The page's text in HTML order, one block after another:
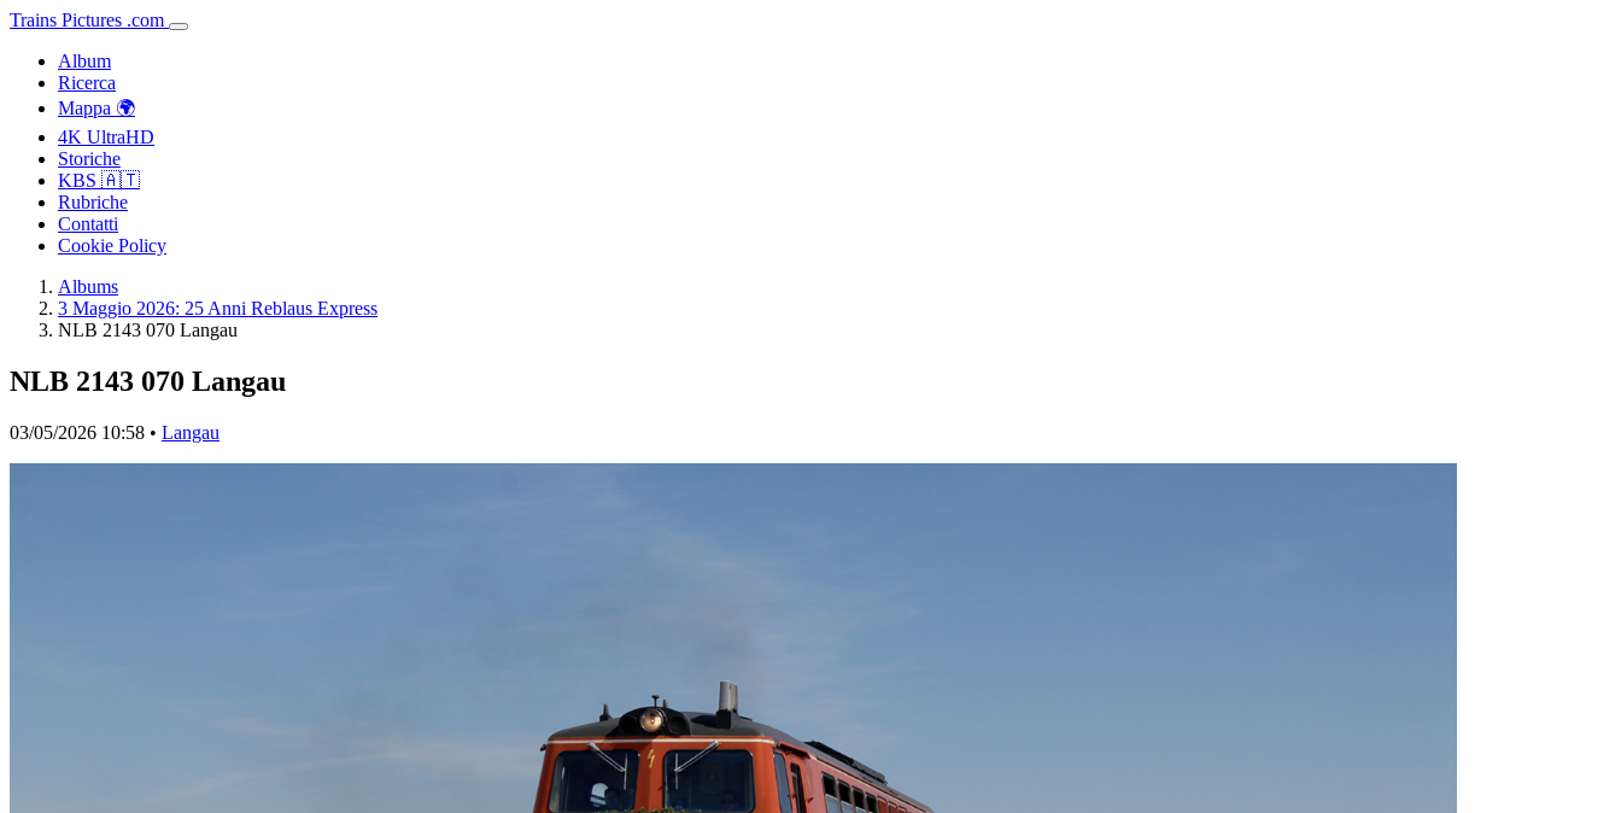
Trains Pictures .com
Album
Ricerca
Mappa 🌍
4K UltraHD
Storiche
KBS 🇦🇹
Rubriche
Contatti
Cookie Policy
Albums
3 Maggio 2026: 25 Anni Reblaus Express
NLB 2143 070 Langau
NLB 2143 070 Langau
03/05/2026 10:58 • Langau